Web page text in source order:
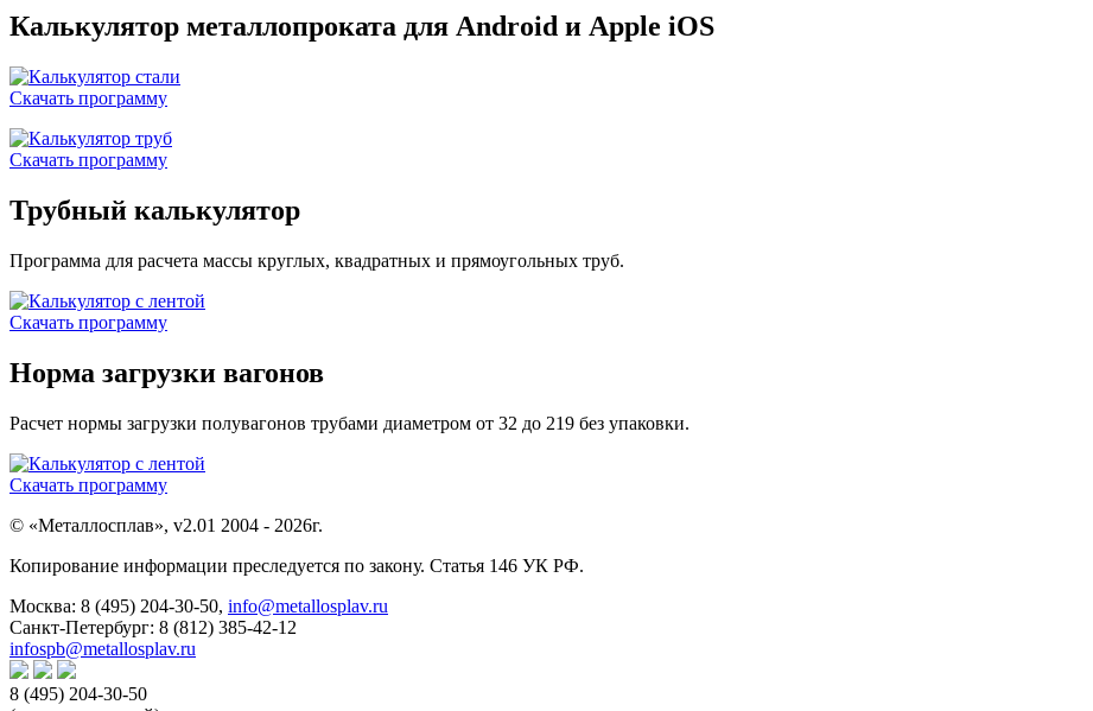
Калькулятор металлопроката для Android и Apple iOS
Скачать программу
Скачать программу
Трубный калькулятор
Программа для расчета массы круглых, квадратных и прямоугольных труб.
Скачать программу
Норма загрузки вагонов
Расчет нормы загрузки полувагонов трубами диаметром от 32 до 219 без упаковки.
Скачать программу
© «Металлосплав», v2.01 2004 - 2026г.
Копирование информации преследуется по закону. Статья 146 УК РФ.
Москва: 8 (495) 204-30-50, info@metallosplav.ru
Санкт-Петербург: 8 (812) 385-42-12
infospb@metallosplav.ru
8 (495) 204-30-50